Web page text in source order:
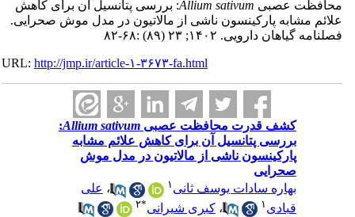
عصبیAllium sativum: بررسی پتانسیل آن برای کاهش
مشابه پارکینسون ناشی از مالاتیون در مدل موش صحرایی.
گياهان دارویی. ۱۴۰۲; ۲۳ (۸۹) :۶۸-۸۲
URL:http://jmp.ir/article-۱-۳۶۷۳-fa.html
کشف قدرت محافظت عصبیAllium sativum
:
بررسی پتانسیل آن برای کاهش علائم مشابه
پارکینسون ناشی از مالاتیون در مدل موش
صحرایی
بهاره‎ سادات یوسف ثانی
۱ ،علی
قبادی۱ ،کبری شیرانی *۲